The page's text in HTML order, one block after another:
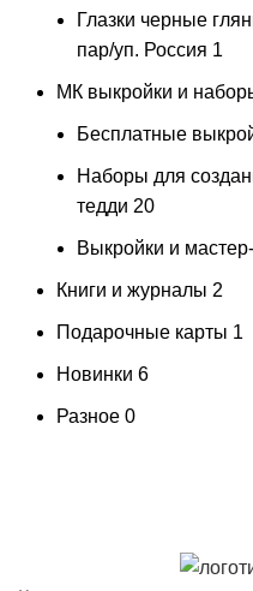
Глазки черные
пар/уп. Россия 1
МК выкройки и
Бесплатные
Наборы для
тедди 20
Выкройки и
Книги и журналы 2
Подарочные карты 1
Новинки 6
Разное 0